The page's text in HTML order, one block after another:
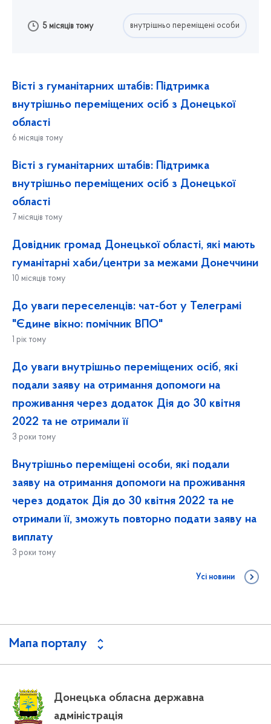
5 місяців тому внутрішньо переміщені особи
Вісті з гуманітарних штабів: Підтримка
внутрішньо переміщених осіб з Донецької
області
6 місяців тому
Вісті з гуманітарних штабів: Підтримка
внутрішньо переміщених осіб з Донецької
області
7 місяців тому
Довідник громад Донецької області, які мають
гуманітарні хаби/центри за межами Донеччини
10 місяців тому
До уваги переселенців: чат-бот у Телеграмі
"Єдине вікно: помічник ВПО"
1 рік тому
До уваги внутрішньо переміщених осіб, які
подали заяву на отримання допомоги на
проживання через додаток Дія до 30 квітня
2022 та не отримали її
3 роки тому
Внутрішньо переміщені особи, які подали
заяву на отримання допомоги на проживання
через додаток Дія до 30 квітня 2022 та не
отримали її, зможуть повторно подати заяву на
виплату
3 роки тому
Усі новини
Мапа порталу
Донецька обласна державна
адміністрація